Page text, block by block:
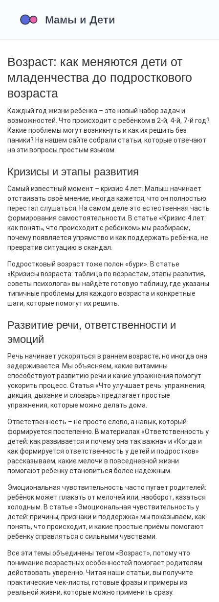
Возраст: как меняются дети от
младенчества до подросткового
возраста
Каждый год жизни ребёнка – это новый набор задач и
возможностей. Что происходит с ребёнком в 2‑й, 4‑й, 7‑й год?
Какие проблемы могут возникнуть и как их решить без
паники? На нашем сайте собрали статьи, которые отвечают
на эти вопросы простым языком.
Кризисы и этапы развития
Самый известный момент – кризис 4 лет. Малыш начинает
отстаивать своё мнение, иногда кажется, что он полностью
перестал слушаться. На самом деле это естественная часть
формирования самостоятельности. В статье «Кризис 4 лет:
как понять, что происходит с ребёнком» мы разбираем,
почему появляется упрямство и как поддержать ребёнка, не
превратив ситуацию в скандал.
Подростковый возраст тоже полон «бури». В статье
«Кризисы возраста: таблица по возрастам, этапы развития,
советы психолога» вы найдёте готовую таблицу, где указаны
типичные проблемы для каждого возраста и конкретные
шаги, которые помогут их решить.
Развитие речи, ответственности и
эмоций
Речь начинает ускоряться в раннем возрасте, но иногда она
задерживается. Мы объясняем, какие витамины
способствуют развитию речи и какие упражнения помогут
ускорить процесс. Статья «Что улучшает речь: упражнения,
дикция, дыхание и словарь» предлагает простые
упражнения, которые можно делать дома.
Ответственность – не просто слово, а навык, который
формируется постепенно. В материалах «Ответственность у
детей: как развивается и почему она так важна» и «Когда и
как формируется ответственность у детей и подростков»
рассказываем, какие мелочи в повседневной жизни
помогают ребёнку становиться более надёжным.
Эмоциональная чувствительность часто пугает родителей:
ребёнок может плакать от мелочей или, наоборот, казаться
холодным. В статье «Эмоциональная чувствительность у
детей: причины, признаки и поддержка» мы показываем, как
понять, что происходит, и какие простые приёмы помогают
ребенку справляться с сильными чувствами.
Все эти темы объединены тегом «Возраст», потому что
понимание возрастных особенностей помогает родителям
действовать уверенно. Читая наши статьи, вы получите
практические чек‑листы, готовые фразы и примеры из
реальной жизни, которые можно применить сразу.